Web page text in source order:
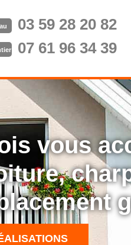
03 59 28 20 82
07 61 96 34 39
vous